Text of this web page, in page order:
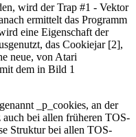
wird der Trap #1 - Vektor
ermittelt das Programm
eine Eigenschaft der
das Cookiejar [2],
neue, von Atari
dem in Bild 1
_p_cookies, an der
auch bei allen früheren TOS-
Struktur bei allen TOS-